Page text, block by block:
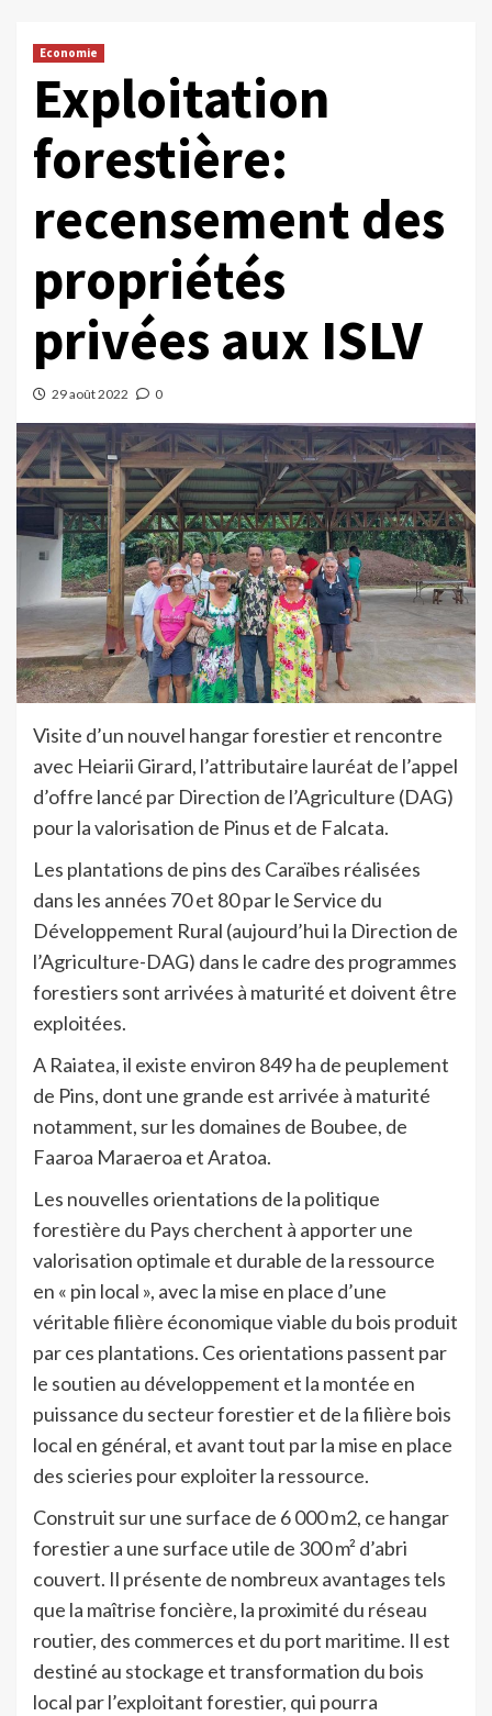
Economie
Exploitation
forestière:
recensement des
propriétés
privées aux ISLV
29 août 2022 0
Visite d’un nouvel hangar forestier et rencontre
avec Heiarii Girard, l’attributaire lauréat de l’appel
d’offre lancé par Direction de l’Agriculture (DAG)
pour la valorisation de Pinus et de Falcata.
Les plantations de pins des Caraïbes réalisées
dans les années 70 et 80 par le Service du
Développement Rural (aujourd’hui la Direction de
l’Agriculture-DAG) dans le cadre des programmes
forestiers sont arrivées à maturité et doivent être
exploitées.
A Raiatea, il existe environ 849 ha de peuplement
de Pins, dont une grande est arrivée à maturité
notamment, sur les domaines de Boubee, de
Faaroa Maraeroa et Aratoa.
Les nouvelles orientations de la politique
forestière du Pays cherchent à apporter une
valorisation optimale et durable de la ressource
en « pin local », avec la mise en place d’une
véritable filière économique viable du bois produit
par ces plantations. Ces orientations passent par
le soutien au développement et la montée en
puissance du secteur forestier et de la filière bois
local en général, et avant tout par la mise en place
des scieries pour exploiter la ressource.
Construit sur une surface de 6 000 m2, ce hangar
forestier a une surface utile de 300 m² d’abri
couvert. Il présente de nombreux avantages tels
que la maîtrise foncière, la proximité du réseau
routier, des commerces et du port maritime. Il est
destiné au stockage et transformation du bois
local par l’exploitant forestier, qui pourra